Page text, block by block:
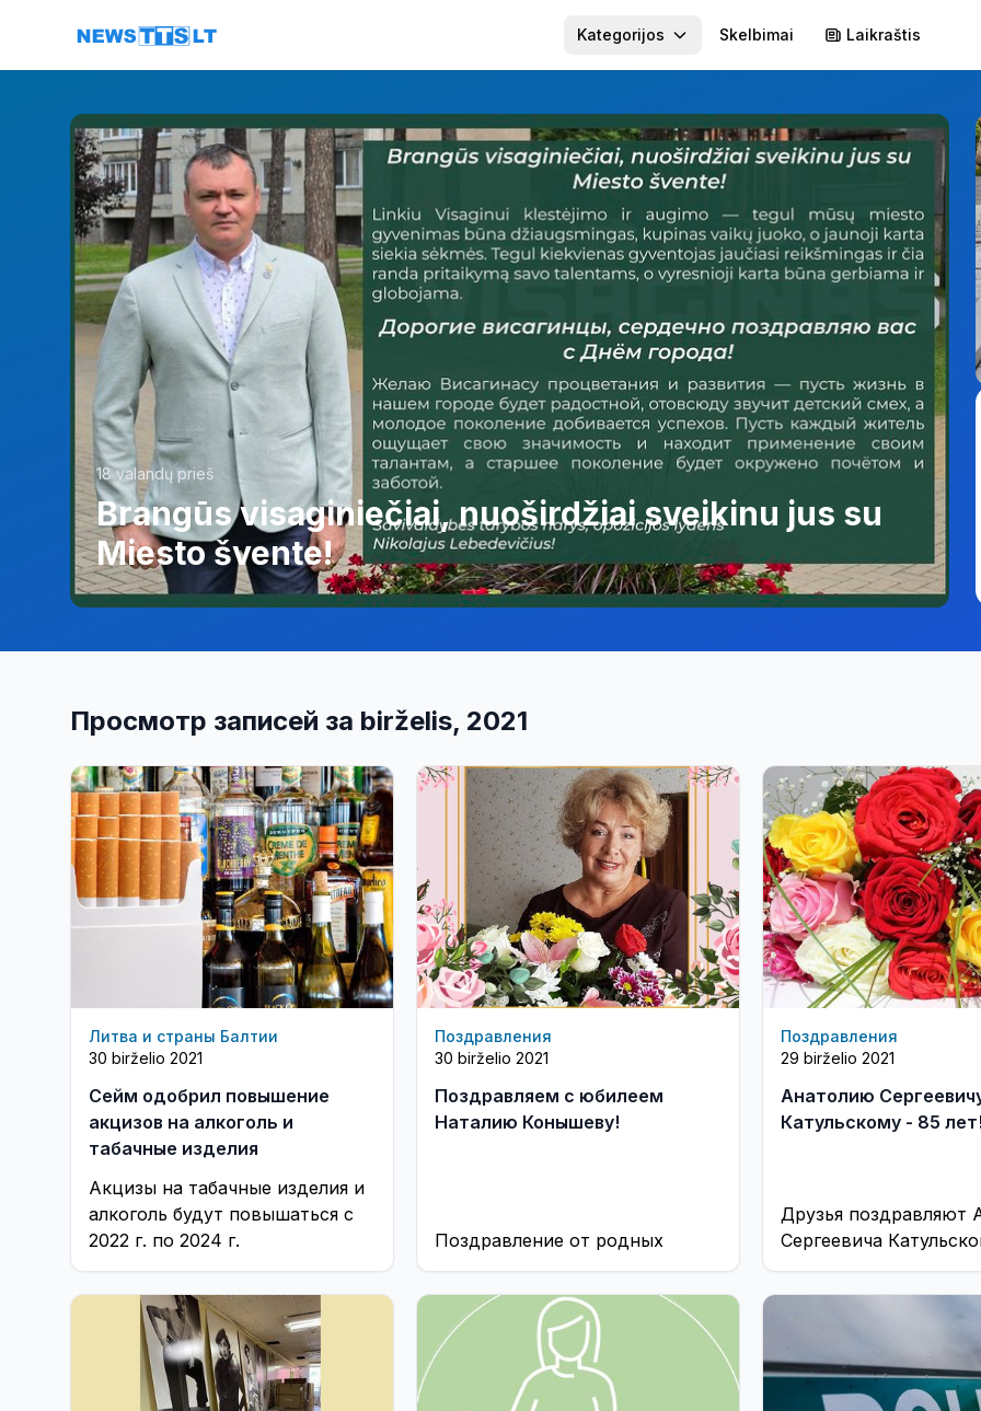
Kategorijos Skelbimai Laikraštis
18 valandų prieš
Brangūs visaginiečiai, nuoširdžiai sveikinu jus su
Miesto švente!
Просмотр записей за birželis, 2021
Литва и страны Балтии
30 birželio 2021
Сейм одобрил повышение
акцизов на алкоголь и
табачные изделия
Акцизы на табачные изделия и
алкоголь будут повышаться с
2022 г. по 2024 г.
Поздравления
30 birželio 2021
Поздравляем с юбилеем
Наталию Конышеву!
Поздравление от родных
Поздравления
29 birželio 2021
Анатолию
Катульскому - 85 лет!
Друзья поздравляют
Сергеевича